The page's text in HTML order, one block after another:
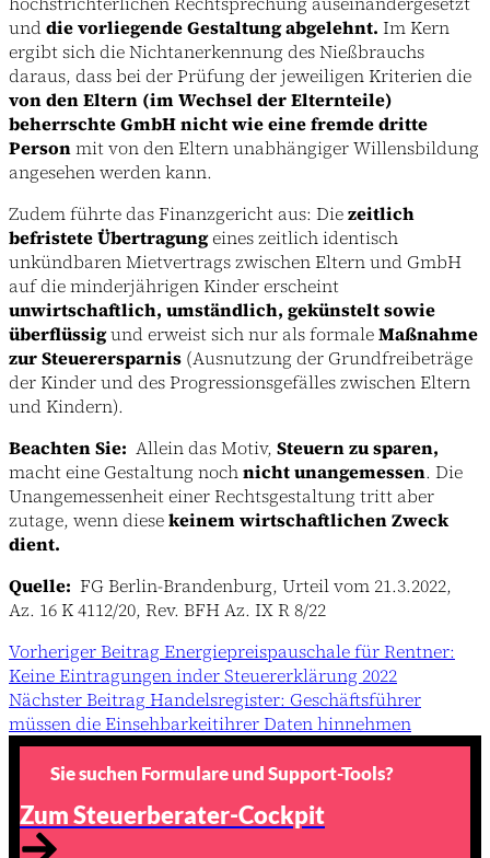
unddie vorliegende Gestaltung abgelehnt. Im Kern
ergibt sich die Nichtanerkennung des Nießbrauchs
daraus, dass bei der Prüfung der jeweiligen Kriterien die
von den Eltern (im Wechsel der Elternteile)
beherrschte GmbH nicht wie eine fremde dritte
Personmit von den Eltern unabhängiger Willensbildung
angesehen werden kann.
Zudem führte das Finanzgericht aus: Diezeitlich
befristete Übertragungeines zeitlich identisch
unkündbaren Mietvertrags zwischen Eltern und GmbH
auf die minderjährigen Kinder erscheint
unwirtschaftlich, umständlich, gekünstelt sowie
überflüssigund erweist sich nur als formaleMaßnahme
zur Steuerersparnis (Ausnutzung der Grundfreibeträge
der Kinder und des Progressionsgefälles zwischen Eltern
und Kindern).
Beachten Sie: Allein das Motiv, Steuern zu sparen,
macht eine Gestaltung nochnicht unangemessen. Die
Unangemessenheit einer Rechtsgestaltung tritt aber
zutage, wenn diesekeinem wirtschaftlichen Zweck
dient.
Quelle: FG Berlin-Brandenburg, Urteil vom 21.3.2022,
Az. 16 K 4112/20, Rev. BFH Az. IX R 8/22
VorherigerBeitragEnergiepreispauschale für Rentner:
Keine Eintragungen inder Steuererklärung 2022
NächsterBeitragHandelsregister: Geschäftsführer
müssen die Einsehbarkeitihrer Daten hinnehmen
Sie suchen Formulare und Support-Tools?
Zum Steuerberater-Cockpit